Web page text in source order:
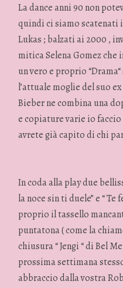
La dance anni 90 non
quindi ci siamo scatenati
Lukas ; balzati ai 2000 ,
mitica Selena Gomez
un vero e proprio
l’attuale moglie del suo
Bieber ne combina una
e copiature varie io
avrete già capito di chi
In coda alla play due
la noce sin ti duele” e “
proprio il tassello
puntatona ( come la
chiusura “ Jengi “ di Bel
prossima settimana
abbraccio dalla vostra